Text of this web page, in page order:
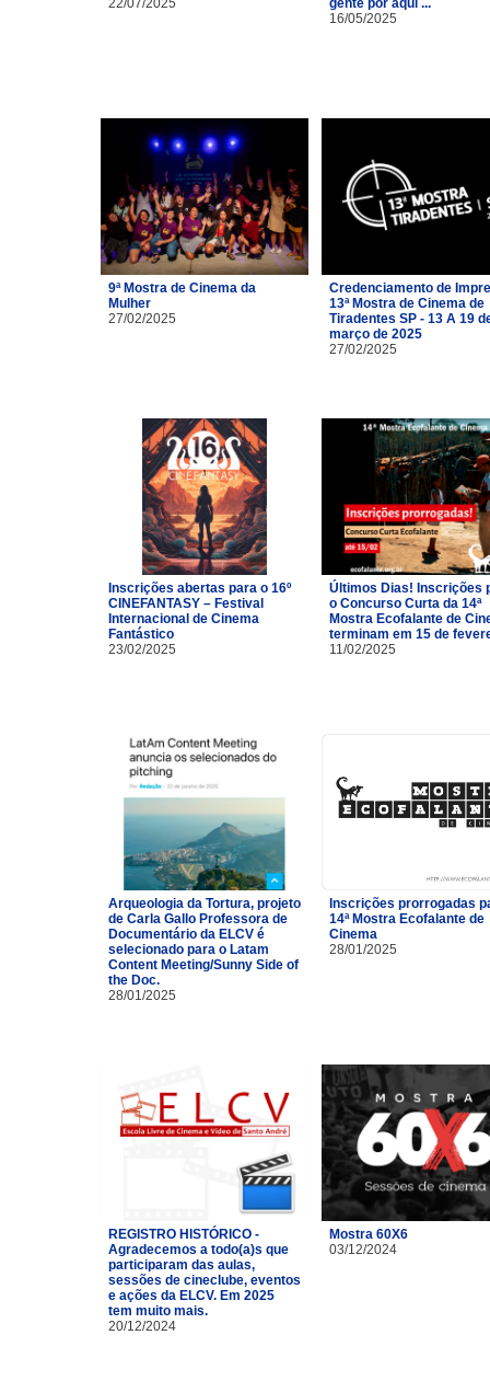
16/05/2025
9ª Mostra de Cinema da
Mulher
27/02/2025
Credenciamento de
13ª Mostra de Cinema de
Tiradentes SP - 13 A 19
março de 2025
27/02/2025
Inscrições abertas para o 16º
CINEFANTASY – Festival
Internacional de Cinema
Fantástico
23/02/2025
Últimos Dias! Inscrições
o Concurso Curta da 14ª
Mostra Ecofalante de
terminam em 15 de
11/02/2025
Arqueologia da Tortura, projeto
de Carla Gallo Professora de
Documentário da ELCV é
selecionado para o Latam
Content Meeting/Sunny Side of
the Doc.
28/01/2025
Inscrições prorrogadas
14ª Mostra Ecofalante de
Cinema
28/01/2025
REGISTRO HISTÓRICO -
Agradecemos a todo(a)s que
participaram das aulas,
sessões de cineclube, eventos
e ações da ELCV. Em 2025
tem muito mais.
20/12/2024
Mostra 60X6
03/12/2024